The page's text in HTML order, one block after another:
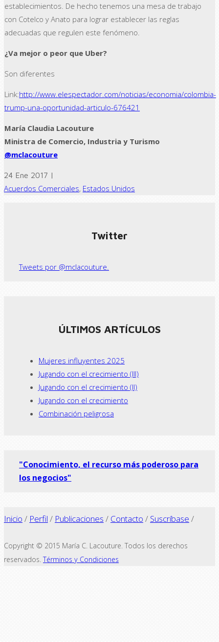
establecimientos. De hecho tenemos una mesa de trabajo
con Cotelco y Anato para lograr establecer las reglas
adecuadas que regulen este fenómeno.
¿Va mejor o peor que Uber?
Son diferentes
Link:http://www.elespectador.com/noticias/economia/colombia-
trump-una-oportunidad-articulo-676421
María Claudia Lacouture
Ministra de Comercio, Industria y Turismo
@mclacouture
24 Ene 2017 |
Acuerdos Comerciales, Estados Unidos
Twitter
Tweets por @mclacouture.
ÚLTIMOS ARTÍCULOS
Mujeres influyentes 2025
Jugando con el crecimiento (III)
Jugando con el crecimiento (II)
Jugando con el crecimiento
Combinación peligrosa
"Conocimiento, el recurso más poderoso para
los negocios"
Inicio / Perfil / Publicaciones / Contacto / Suscríbase /
Copyright © 2015 María C. Lacouture. Todos los derechos
reservados.Términos y Condiciones